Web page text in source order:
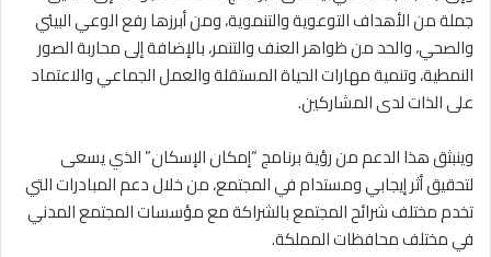
جملة من الأهداف التوعوية والتنموية، ومن أبرزها رفع الوعي البيئي
والصحي، والحد من ظواهر العنف والتنمر، بالإضافة إلى محاربة الصور
النمطية، وتنمية مهارات الحياة المستقلة والعمل الجماعي والاعتماد
على الذات لدى المشاركين.
وينبثق هذا الدعم من رؤية برنامج “إمكان الإسكان” الذي يسعى
لتحقيق أثر إيجابي ومستدام في المجتمع، من خلال دعم المبادرات التي
تخدم مختلف شرائح المجتمع بالشراكة مع مؤسسات المجتمع المدني
في مختلف محافظات المملكة.